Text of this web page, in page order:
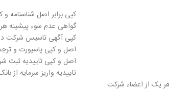
یک از اعضاء شرکت
کپی برابر اصل شناسنامه
گواهی عدم سوء پیشینه
کپی آگهی تاسیس شرکت در
اصل و کپی پاسپورت و
اصل و کپی تاییدیه ثبت
تاییدیه واریز سرمایه از